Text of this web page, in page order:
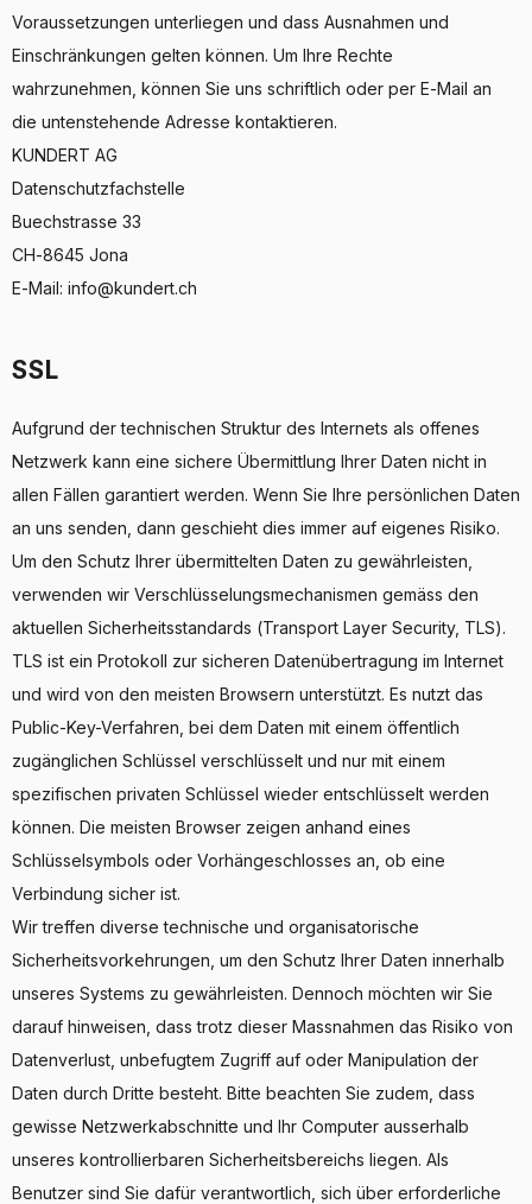
Voraussetzungen unterliegen und dass Ausnahmen und
Einschränkungen gelten können. Um Ihre Rechte
wahrzunehmen, können Sie uns schriftlich oder per E-Mail an
die untenstehende Adresse kontaktieren.
KUNDERT AG
Datenschutzfachstelle
Buechstrasse 33
CH-8645 Jona
E-Mail: info@kundert.ch
SSL
Aufgrund der technischen Struktur des Internets als offenes
Netzwerk kann eine sichere Übermittlung Ihrer Daten nicht in
allen Fällen garantiert werden. Wenn Sie Ihre persönlichen Daten
an uns senden, dann geschieht dies immer auf eigenes Risiko.
Um den Schutz Ihrer übermittelten Daten zu gewährleisten,
verwenden wir Verschlüsselungsmechanismen gemäss den
aktuellen Sicherheitsstandards (Transport Layer Security, TLS).
TLS ist ein Protokoll zur sicheren Datenübertragung im Internet
und wird von den meisten Browsern unterstützt. Es nutzt das
Public-Key-Verfahren, bei dem Daten mit einem öffentlich
zugänglichen Schlüssel verschlüsselt und nur mit einem
spezifischen privaten Schlüssel wieder entschlüsselt werden
können. Die meisten Browser zeigen anhand eines
Schlüsselsymbols oder Vorhängeschlosses an, ob eine
Verbindung sicher ist.
Wir treffen diverse technische und organisatorische
Sicherheitsvorkehrungen, um den Schutz Ihrer Daten innerhalb
unseres Systems zu gewährleisten. Dennoch möchten wir Sie
darauf hinweisen, dass trotz dieser Massnahmen das Risiko von
Datenverlust, unbefugtem Zugriff auf oder Manipulation der
Daten durch Dritte besteht. Bitte beachten Sie zudem, dass
gewisse Netzwerkabschnitte und Ihr Computer ausserhalb
unseres kontrollierbaren Sicherheitsbereichs liegen. Als
Benutzer sind Sie dafür verantwortlich, sich über erforderliche